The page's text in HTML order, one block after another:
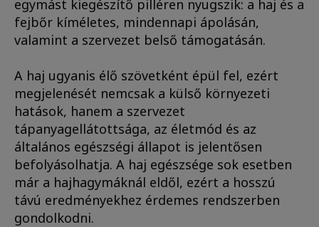
egymást kiegészítő pilléren nyugszik: a haj és a
fejbőr kíméletes, mindennapi ápolásán,
valamint a szervezet belső támogatásán.
A haj ugyanis élő szövetként épül fel, ezért
megjelenését nemcsak a külső környezeti
hatások, hanem a szervezet
tápanyagellátottsága, az életmód és az
általános egészségi állapot is jelentősen
befolyásolhatja. A haj egészsége sok esetben
már a hajhagymáknál eldől, ezért a hosszú
távú eredményekhez érdemes rendszerben
gondolkodni.